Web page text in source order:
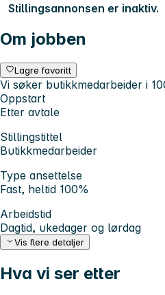
Stillingsannonsen er inaktiv.
Om jobben
Lagre favoritt
Vi søker butikkmedarbeider i
Oppstart
Etter avtale
Stillingstittel
Butikkmedarbeider
Type ansettelse
Fast, heltid 100%
Arbeidstid
Dagtid, ukedager og lørdag
Vis flere detaljer
Hva vi ser etter